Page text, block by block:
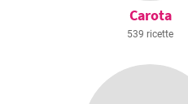
Carota
539 ricette